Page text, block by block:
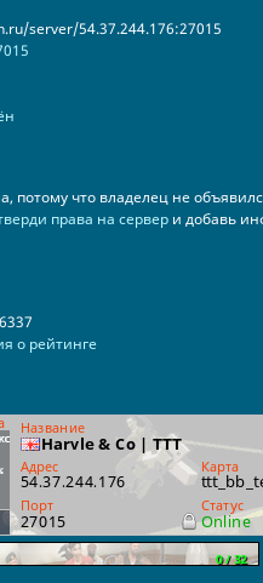
server/54.37.244.176:27015
потому что владелец не
права на сервери добавь
о рейтинге